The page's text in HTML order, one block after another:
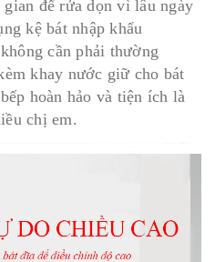
để rửa dọn vì lâu ngày
kệ bát nhập khẩu
cần phải thường
khay nước giữ cho bát
hoàn hảo và tiện ích là
chị em.